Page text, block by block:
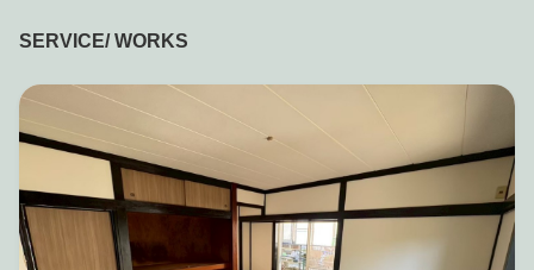
SERVICE/ WORKS